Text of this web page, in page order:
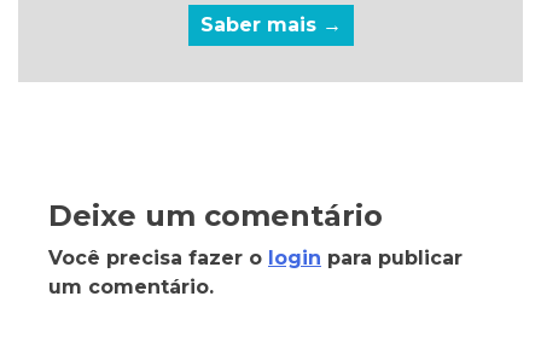
Saber mais →
Deixe um comentário
Você precisa fazer o login para publicar
um comentário.